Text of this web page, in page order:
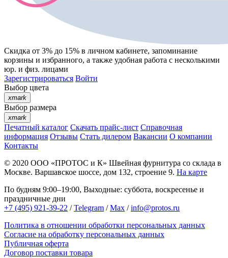
Скидка от 3% до 15% в личном кабинете, запоминание
корзины и избранного, а также удобная работа с несколькими
юр. и физ. лицами
Зарегистрироваться Войти
Выбор цвета
xmark
Выбор размера
xmark
Печатный каталог Скачать прайс-лист Справочная
информация Отзывы Стать дилером Вакансии О компании
Контакты
© 2020 ООО «ПРОТОС и К» Швейная фурнитура со склада в
Москве. Варшавское шоссе, дом 132, строение 9. На карте
По будням 9:00–19:00, Выходные: суббота, воскресенье и
праздничные дни
+7 (495) 921-39-22 /Telegram /Max /info@protos.ru
Политика в отношении обработки персональных данных
Согласие на обработку персональных данных
Публичная оферта
Договор поставки товара